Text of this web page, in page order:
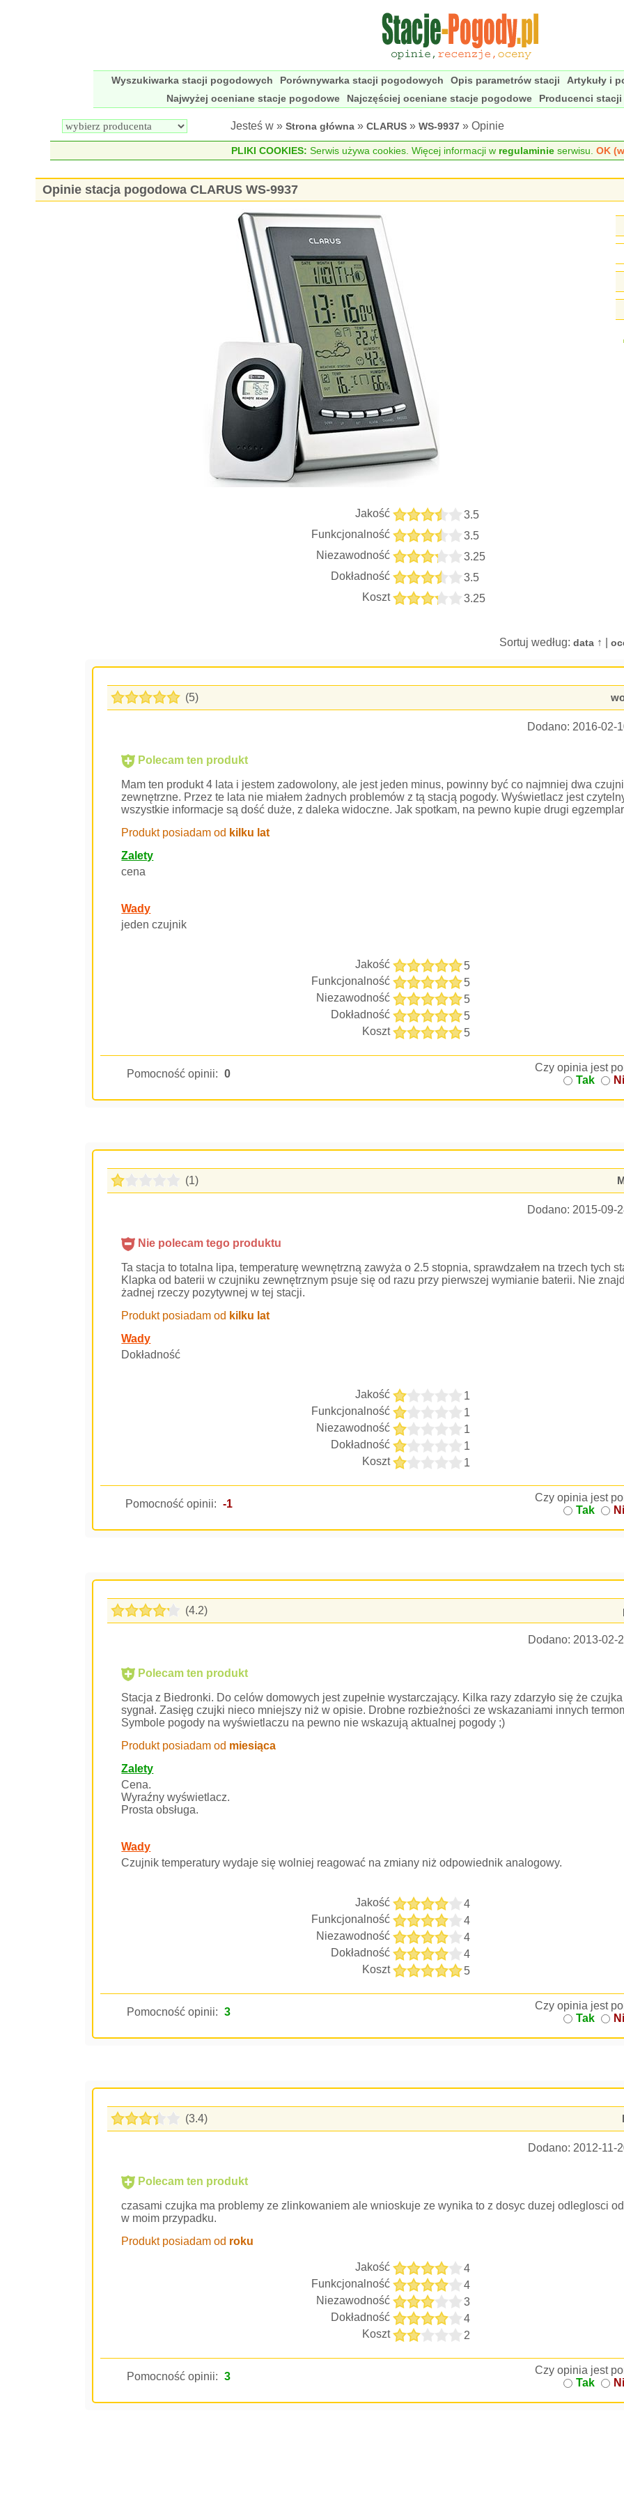
Wyszukiwarka stacji pogodowych Porównywarka stacji pogodowych Opis parametrów stacji Artykuły i
Najwyżej oceniane stacje pogodowe
Najczęściej oceniane stacje pogodowe Producenci
Jesteś w » Strona główna » CLARUS » WS-9937 » Opinie
PLIKI COOKIES: Serwis używa cookies. Więcej informacji w regulaminieserwisu. OK
Opinie stacja pogodowa CLARUS WS-9937
Jakość
3.5
Funkcjonalność
3.5
Niezawodność
3.25
Dokładność
3.5
Koszt
3.25
Sortuj według: data↑ |
(5)
Dodano: 2016-02-
Polecam ten produkt
Mam ten produkt 4 lata i jestem zadowolony, ale jest jeden minus, powinny być co najmniej dwa
zewnętrzne. Przez te lata nie miałem żadnych problemów z tą stacją pogody. Wyświetlacz jest
wszystkie informacje są dość duże, z daleka widoczne. Jak spotkam, na pewno kupie drugi
Produkt posiadam od kilku lat
Zalety
cena
Wady
jeden czujnik
Jakość
5
Funkcjonalność
5
Niezawodność
5
Dokładność
5
Koszt
5
Pomocność opinii: 0
Czy opinia jest
Tak
(1)
Dodano: 2015-09-
Nie polecam tego produktu
Ta stacja to totalna lipa, temperaturę wewnętrzną zawyża o 2.5 stopnia, sprawdzałem na trzech tych
Klapka od baterii w czujniku zewnętrznym psuje się od razu przy pierwszej wymianie baterii. Nie
żadnej rzeczy pozytywnej w tej stacji.
Produkt posiadam od kilku lat
Wady
Dokładność
Jakość
1
Funkcjonalność
1
Niezawodność
1
Dokładność
1
Koszt
1
Pomocność opinii: -1
Czy opinia jest
Tak
(4.2)
Dodano: 2013-02-
Polecam ten produkt
Stacja z Biedronki. Do celów domowych jest zupełnie wystarczający. Kilka razy zdarzyło się że czujka
sygnał. Zasięg czujki nieco mniejszy niż w opisie. Drobne rozbieżności ze wskazaniami innych
Symbole pogody na wyświetlaczu na pewno nie wskazują aktualnej pogody ;)
Produkt posiadam od miesiąca
Zalety
Cena.
Wyraźny wyświetlacz.
Prosta obsługa.
Wady
Czujnik temperatury wydaje się wolniej reagować na zmiany niż odpowiednik analogowy.
Jakość
4
Funkcjonalność
4
Niezawodność
4
Dokładność
4
Koszt
5
Pomocność opinii: 3
Czy opinia jest
Tak
(3.4)
Dodano: 2012-11-
Polecam ten produkt
czasami czujka ma problemy ze zlinkowaniem ale wnioskuje ze wynika to z dosyc duzej odleglosci
w moim przypadku.
Produkt posiadam od roku
Jakość
4
Funkcjonalność
4
Niezawodność
3
Dokładność
4
Koszt
2
Pomocność opinii: 3
Czy opinia jest
Tak